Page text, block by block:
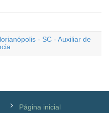
- SC - Auxiliar de
Página inicial